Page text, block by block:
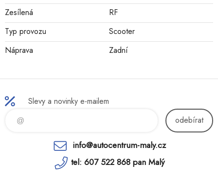
Zesílená
RF
Typ provozu
Scooter
Náprava
Zadní
Slevy a novinky e-mailem
odebírat
info@autocentrum-maly.cz
tel: 607 522 868 pan Malý